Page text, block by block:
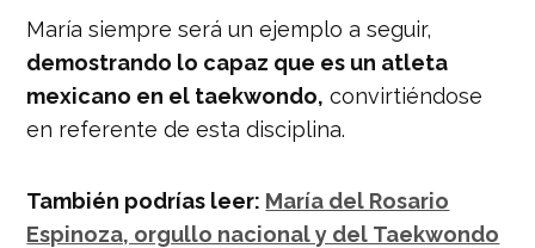
María siempre será un ejemplo a seguir,
demostrando lo capaz que es un atleta
mexicano en el taekwondo, convirtiéndose
en referente de esta disciplina.
También podrías leer: María del Rosario
Espinoza, orgullo nacional y del Taekwondo